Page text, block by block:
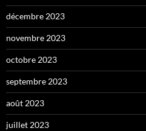
décembre 2023
novembre 2023
octobre 2023
septembre 2023
août 2023
juillet 2023